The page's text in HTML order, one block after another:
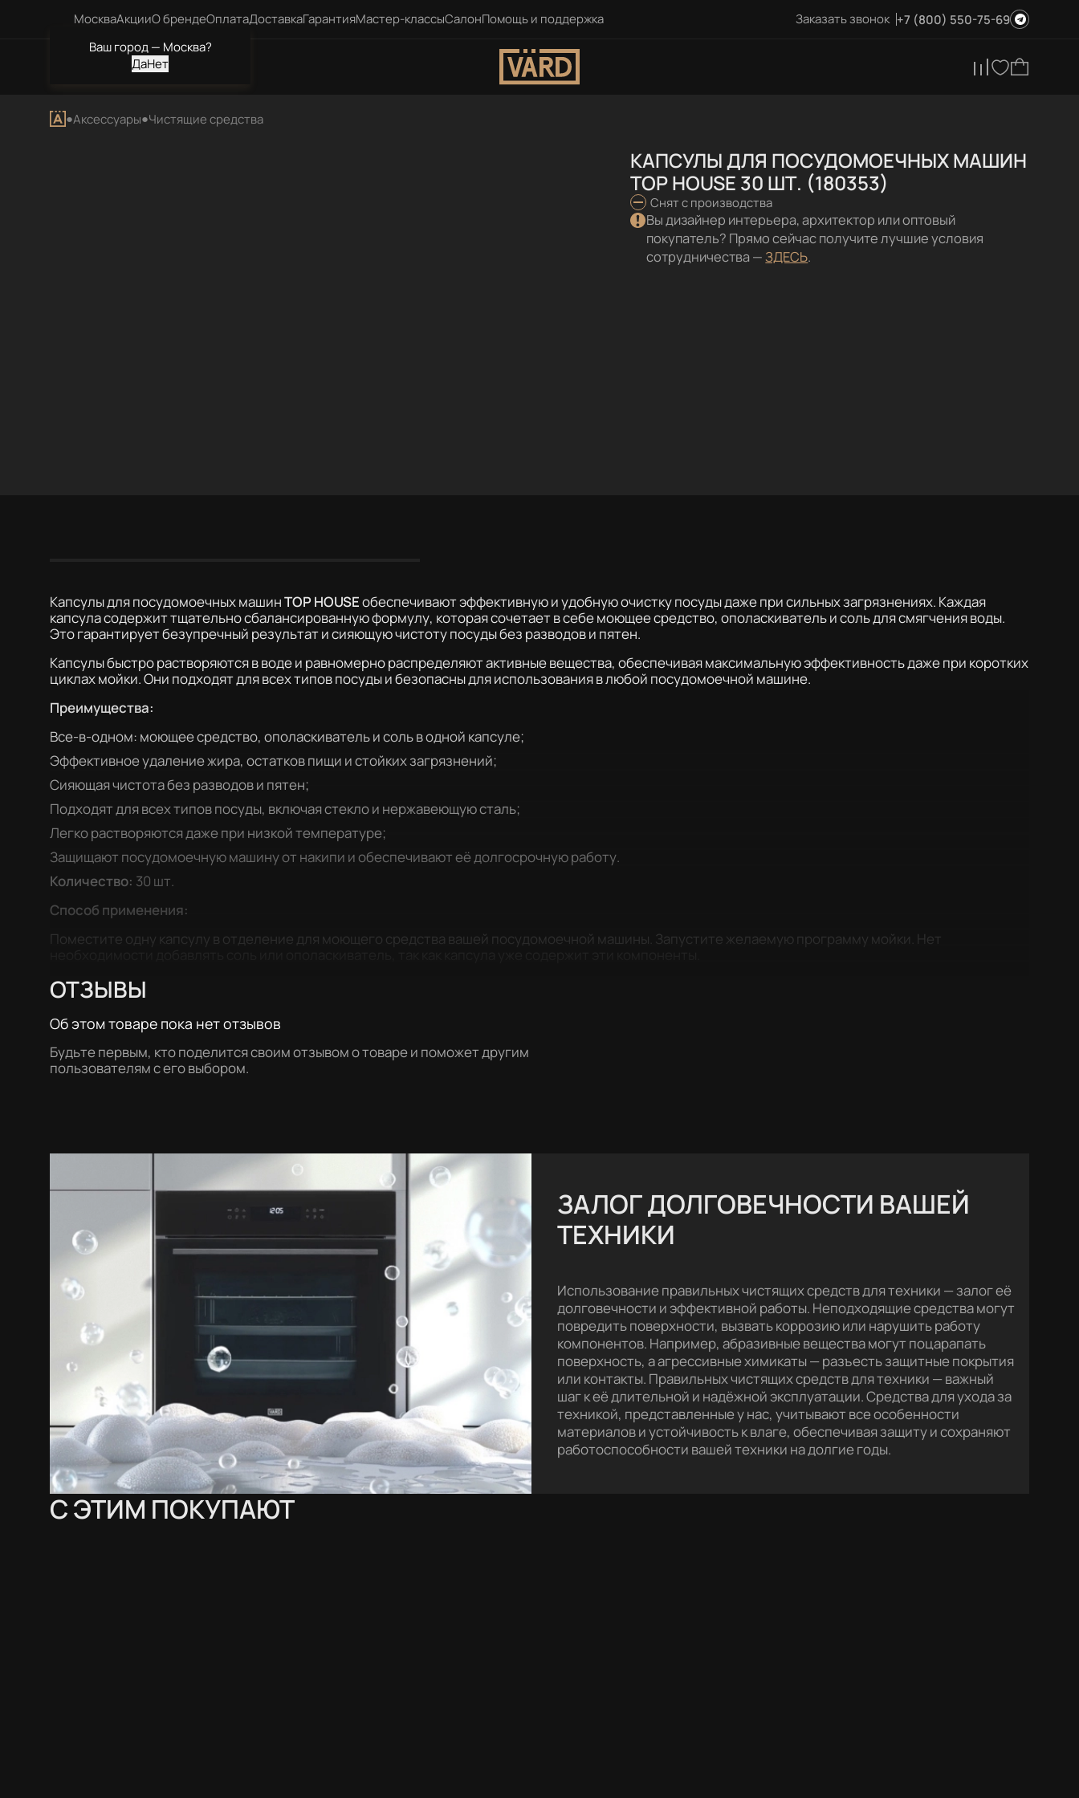
Москва
Ваш город — Москва?
АкцииО брендеОплатаДоставкаГарантияМастер-классыСалонПомощь и поддержка Заказать звонок +7 (800) 550-75-69
Аксессуары Чистящие средства
КАПСУЛЫ ДЛЯ ПОСУДОМОЕЧНЫХ МАШИН
TOP HOUSE 30 ШТ. (180353)
Снят с производства
Вы дизайнер интерьера, архитектор или оптовый
покупатель? Прямо сейчас получите лучшие условия
сотрудничества —ЗДЕСЬ.
Капсулы для посудомоечных машинTOP HOUSEобеспечивают эффективную и удобную очистку посуды даже при сильных загрязнениях. Каждая
капсула содержит тщательно сбалансированную формулу, которая сочетает в себе моющее средство, ополаскиватель и соль для смягчения воды.
Это гарантирует безупречный результат и сияющую чистоту посуды без разводов и пятен.
Капсулы быстро растворяются в воде и равномерно распределяют активные вещества, обеспечивая максимальную эффективность даже при коротких
циклах мойки. Они подходят для всех типов посуды и безопасны для использования в любой посудомоечной машине.
Преимущества:
Все-в-одном: моющее средство, ополаскиватель и соль в одной капсуле;
Эффективное удаление жира, остатков пищи и стойких загрязнений;
Сияющая чистота без разводов и пятен;
Подходят для всех типов посуды, включая стекло и нержавеющую сталь;
Легко растворяются даже при низкой температуре;
Защищают посудомоечную машину от накипи и обеспечивают её долгосрочную работу.
Количество: 30 шт.
Способ применения:
Поместите одну капсулу в отделение для моющего средства вашей посудомоечной машины. Запустите желаемую программу мойки. Нет
ОТЗЫВЫ
Об этом товаре пока нет отзывов
Будьте первым, кто поделится своим отзывом о товаре и поможет другим
пользователям с его выбором.
ЗАЛОГ ДОЛГОВЕЧНОСТИ ВАШЕЙ
ТЕХНИКИ
Использование правильных чистящих средств для техники — залог её
долговечности и эффективной работы. Неподходящие средства могут
повредить поверхности, вызвать коррозию или нарушить работу
компонентов. Например, абразивные вещества могут поцарапать
поверхность, а агрессивные химикаты — разъесть защитные покрытия
или контакты. Правильных чистящих средств для техники — важный
шаг к её длительной и надёжной эксплуатации. Средства для ухода за
техникой, представленные у нас, учитывают все особенности
материалов и устойчивость к влаге, обеспечивая защиту и сохраняют
работоспособности вашей техники на долгие годы.
С ЭТИМ ПОКУПАЮТ